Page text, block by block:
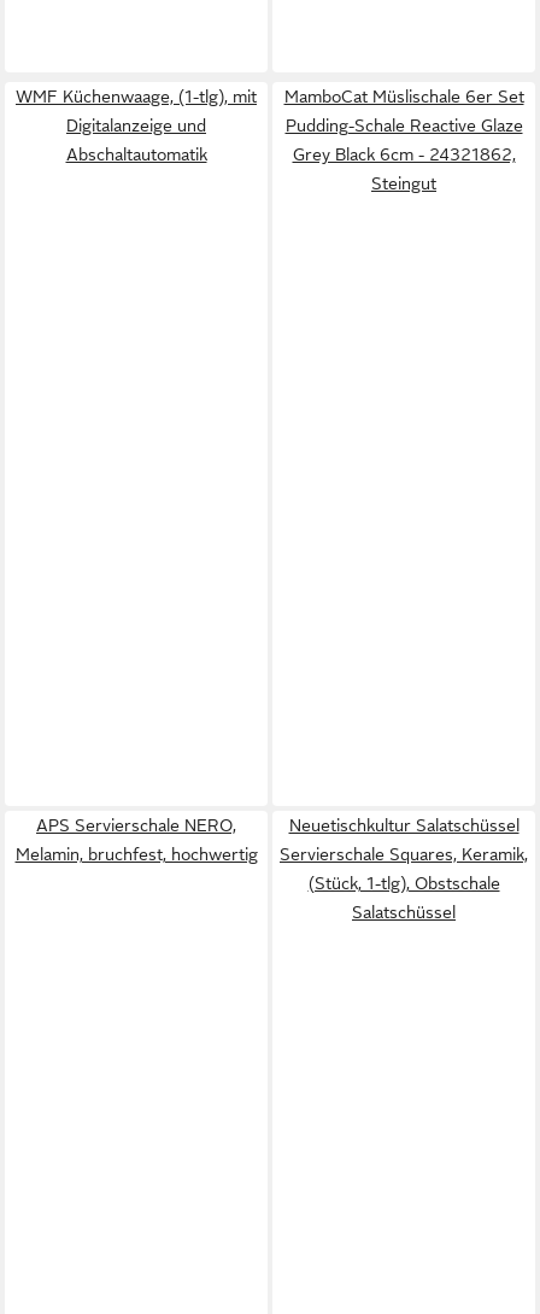
WMF Küchenwaage, (1-tlg), mit
Digitalanzeige und
Abschaltautomatik
MamboCat Müslischale 6er Set
Pudding-Schale Reactive Glaze
Grey Black 6cm - 24321862,
Steingut
APS Servierschale NERO,
Melamin, bruchfest, hochwertig
Neuetischkultur Salatschüssel
Servierschale Squares, Keramik,
(Stück, 1-tlg), Obstschale
Salatschüssel